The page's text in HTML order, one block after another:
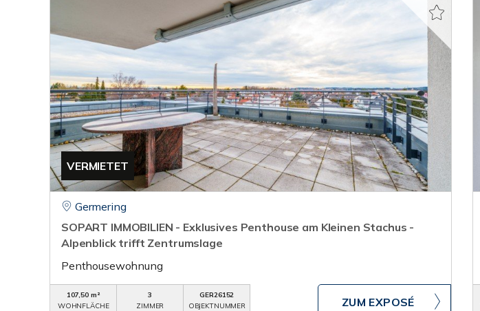
VERMIETET
Germering
SOPART IMMOBILIEN - Exklusives Penthouse am Kleinen Stachus -
Alpenblick trifft Zentrumslage
Penthousewohnung
107,50 m²
WOHNFLÄCHE
3
ZIMMER
GER26152
OBJEKTNUMMER
ZUM EXPOSÉ